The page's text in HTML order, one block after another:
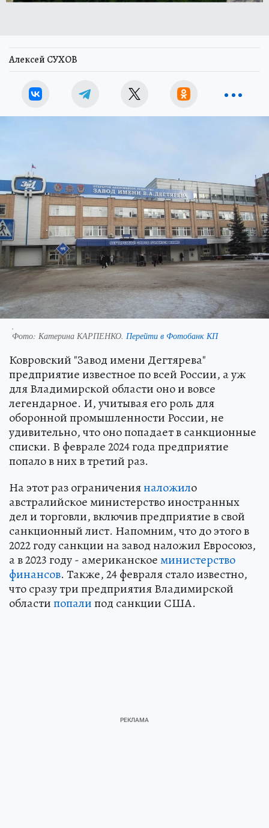
Алексей СУХОВ
.
Фото: Катерина КАРПЕНКО. Перейти в Фотобанк КП
Ковровский "Завод имени Дегтярева"
предприятие известное по всей России, а уж
для Владимирской области оно и вовсе
легендарное. И, учитывая его роль для
оборонной промышленности России, не
удивительно, что оно попадает в санкционные
списки. В феврале 2024 года предприятие
попало в них в третий раз.
На этот раз ограниченияналожило
австралийское министерство иностранных
дел и торговли, включив предприятие в свой
санкционный лист. Напомним, что до этого в
2022 году санкции на завод наложил Евросоюз,
а в 2023 году - американскоеминистерство
финансов. Также, 24 февраля стало известно,
что сразу три предприятия Владимирской
областипопалипод санкции США.